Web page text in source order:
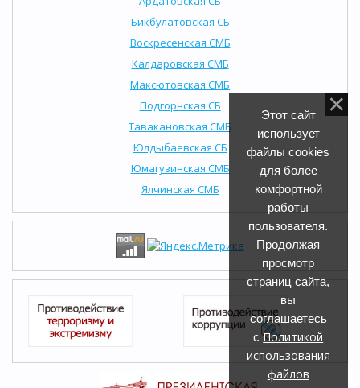
Бикбулатовская СБ
Воскресенская СМБ
Калдаровская СМБ
Максютовская СМБ
Подгорнская СБ
Тавакановская СМБ
Юлдыбаевская СБ
Юмагузинская СМБ
Ялчинская СМБ
Этот сайт
использует
файлы cookies
для более
комфортной
работы
пользователя.
Продолжая
просмотр
страниц сайта,
вы
соглашаетесь
сПолитикой
использования
файлов